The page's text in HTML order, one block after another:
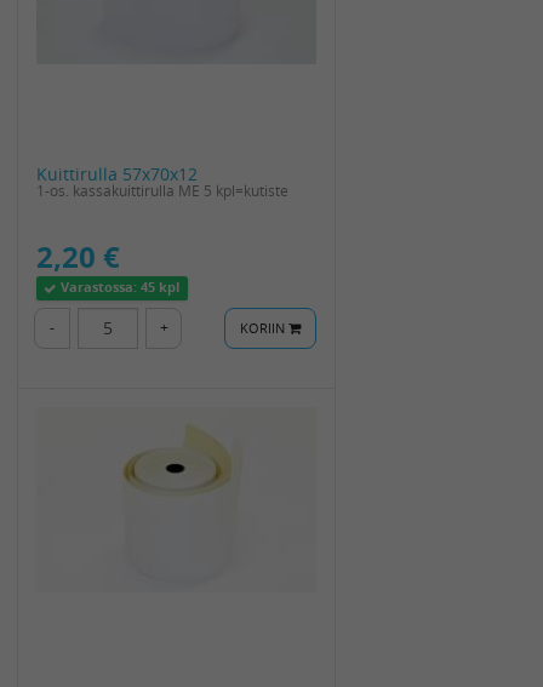
Kuittirulla 57x70x12
1-os. kassakuittirulla ME 5 kpl=kutiste
2,20 €
Varastossa:45 kpl
- + KORIIN